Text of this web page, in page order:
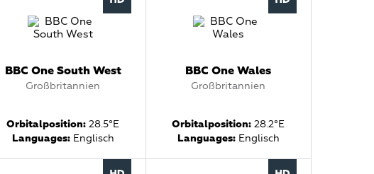
BBC One South West
Großbritannien
Orbitalposition: 28.5°E
Languages:Englisch
BBC One Wales
Großbritannien
Orbitalposition: 28.2°E
Languages:Englisch